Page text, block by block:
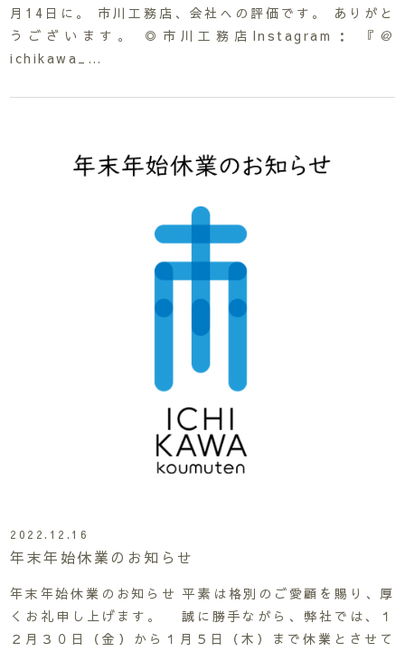
月14日に。 市川工務店、会社への評価です。 ありがと
うございます。 ◎市川工務店Instagram： 『＠
ichikawa_…
2022.12.16
年末年始休業のお知らせ
年末年始休業のお知らせ 平素は格別のご愛顧を賜り、厚
くお礼申し上げます。 誠に勝手ながら、弊社では、１
２月３０日（金）から１月５日（木）まで休業とさせて